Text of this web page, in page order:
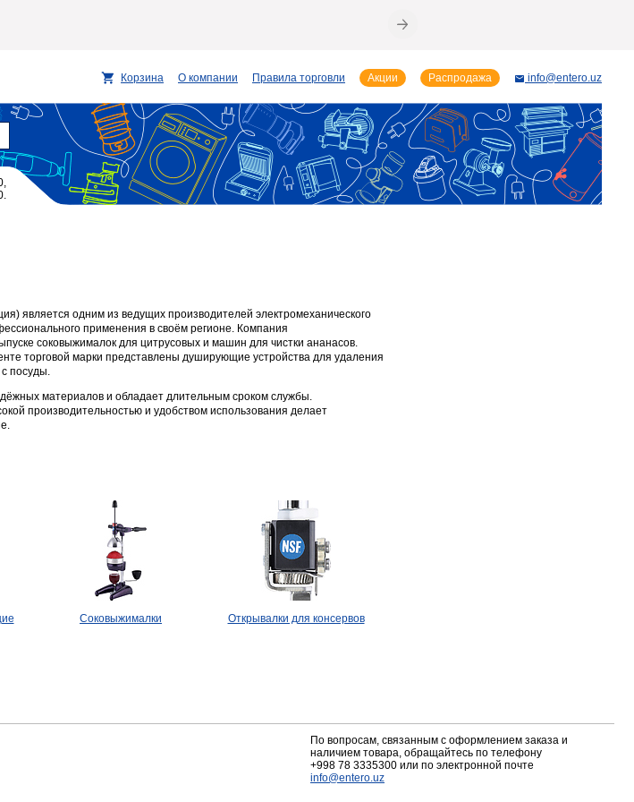
является одним из ведущих производителей электромеханического
применения в своём регионе. Компания
соковыжималок для цитрусовых и машин для чистки ананасов.
торговой марки представлены душирующие устройства для удаления
посуды.
материалов и обладает длительным сроком службы.
производительностью и удобством использования делает
Соковыжималки Открывалки для консервов
Корзина О компании Правила торговли Акции Распродажа info@entero.uz
По вопросам, связанным с оформлением заказа и
наличием товара, обращайтесь по телефону
+998 78 3335300 или по электронной почте
info@entero.uz